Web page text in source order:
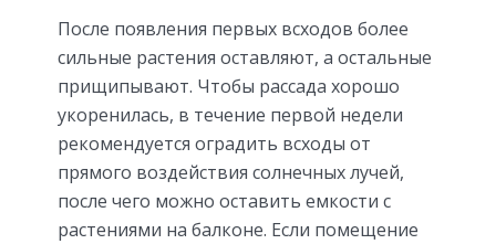
После появления первых всходов более
сильные растения оставляют, а остальные
прищипывают. Чтобы рассада хорошо
укоренилась, в течение первой недели
рекомендуется оградить всходы от
прямого воздействия солнечных лучей,
после чего можно оставить емкости с
растениями на балконе. Если помещение